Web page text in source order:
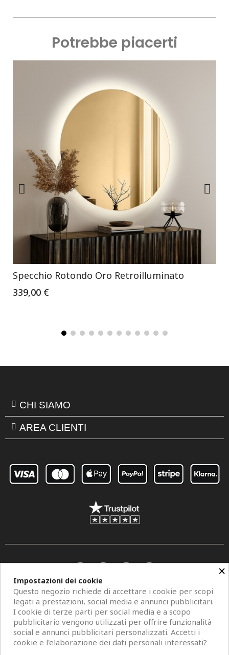
Potrebbe piacerti
Specchio Rotondo Oro Retroilluminato
339,00 €
CHI SIAMO
AREA CLIENTI
Copyright © 2026 Centro Specchi. Mestre (Venezia) P.IVA 04962320273.
×
Impostazioni dei cookie
Questo negozio richiede di accettare i cookie per scopi
legati a prestazioni, social media e annunci pubblicitari.
I cookie di terze parti per social media e a scopo
pubblicitario vengono utilizzati per offrire funzionalità
social e annunci pubblicitari personalizzati. Accetti i
cookie e l'elaborazione dei dati personali interessati?